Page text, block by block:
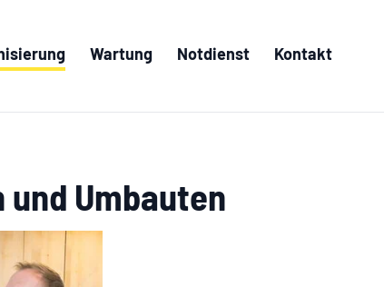
(aktiv)Wartung Notdienst Kontakt
Umbauten